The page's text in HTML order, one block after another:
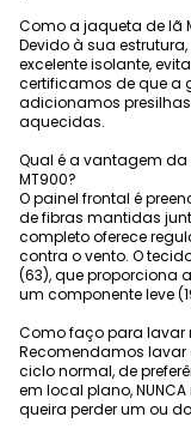
Como a jaqueta de lã
Devido à sua
excelente isolante,
certificamos de que a
adicionamos
aquecidas.
Qual é a vantagem
MT900?
O painel frontal é
de fibras mantidas
completo oferece
contra o vento. O
(63), que proporciona
um componente leve
Como faço para lavar
Recomendamos
ciclo normal, de
em local plano,
queira perder um ou